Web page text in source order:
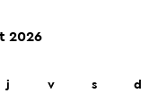
2026
j v s d